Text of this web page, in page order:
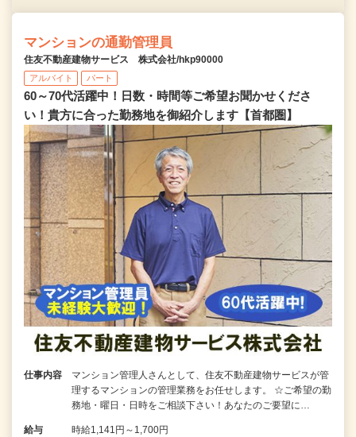
マンションの通勤管理員
住友不動産建物サービス 株式会社/hkp90000
アルバイト パート
60～70代活躍中！日数・時間等ご希望お聞かせくださ
い！貴方に合った勤務地を御紹介します【首都圏】
仕事内容
マンション管理人さんとして、住友不動産建物サービスが管
理するマンションの管理業務をお任せします。 ☆ご希望の勤
務地・曜日・日時をご相談下さい！あなたのご要望に…
給与 時給1,141円～1,700円